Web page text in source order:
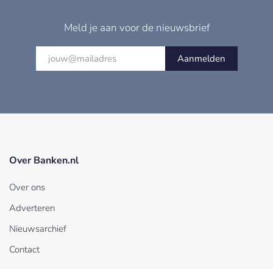
Meld je aan voor de nieuwsbrief
Aanmelden
Over Banken.nl
Over ons
Adverteren
Nieuwsarchief
Contact